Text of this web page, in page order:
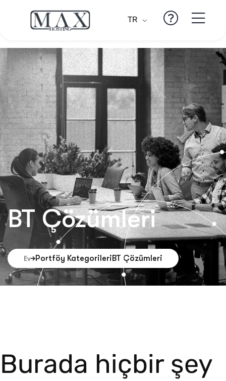
TR
BT Çözümleri
Ev Portföy KategorileriBT Çözümleri
Burada hiçbir şey